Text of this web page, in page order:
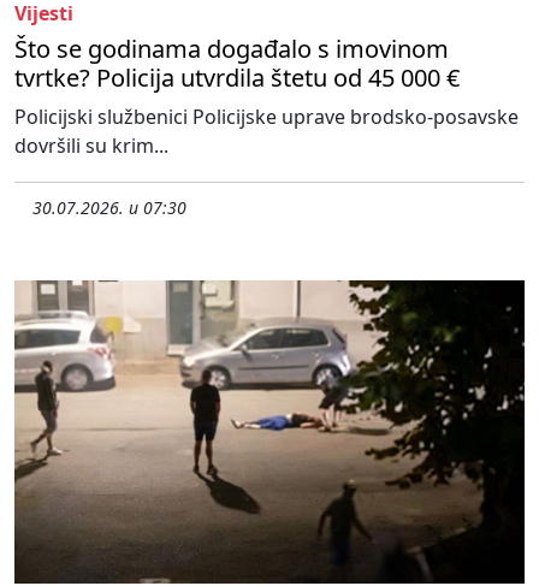
Vijesti
Što se godinama događalo s imovinom
tvrtke? Policija utvrdila štetu od 45 000 €
Policijski službenici Policijske uprave brodsko-posavske
dovršili su krim...
30.07.2026. u 07:30